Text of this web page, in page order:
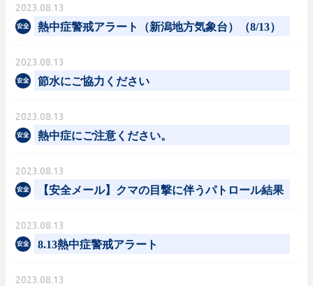
2023.08.13
熱中症警戒アラート（新潟地方気象台）（8/13）
2023.08.13
節水にご協力ください
2023.08.13
熱中症にご注意ください。
2023.08.13
【安全メール】クマの目撃に伴うパトロール結果
2023.08.13
8.13熱中症警戒アラート
2023.08.13